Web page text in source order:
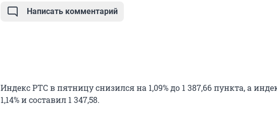
Написать комментарий
Индекс РТС в пятницу снизился на 1,09% до 1 387,66 пункта, а
1,14% и составил 1 347,58.